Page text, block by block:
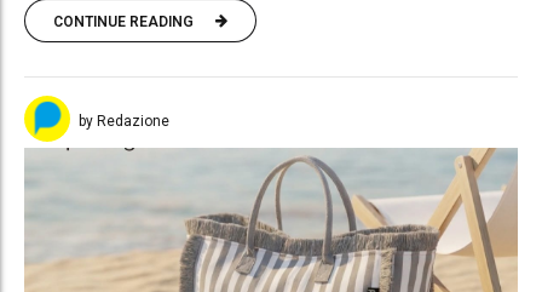
CONTINUE READING
by Redazione